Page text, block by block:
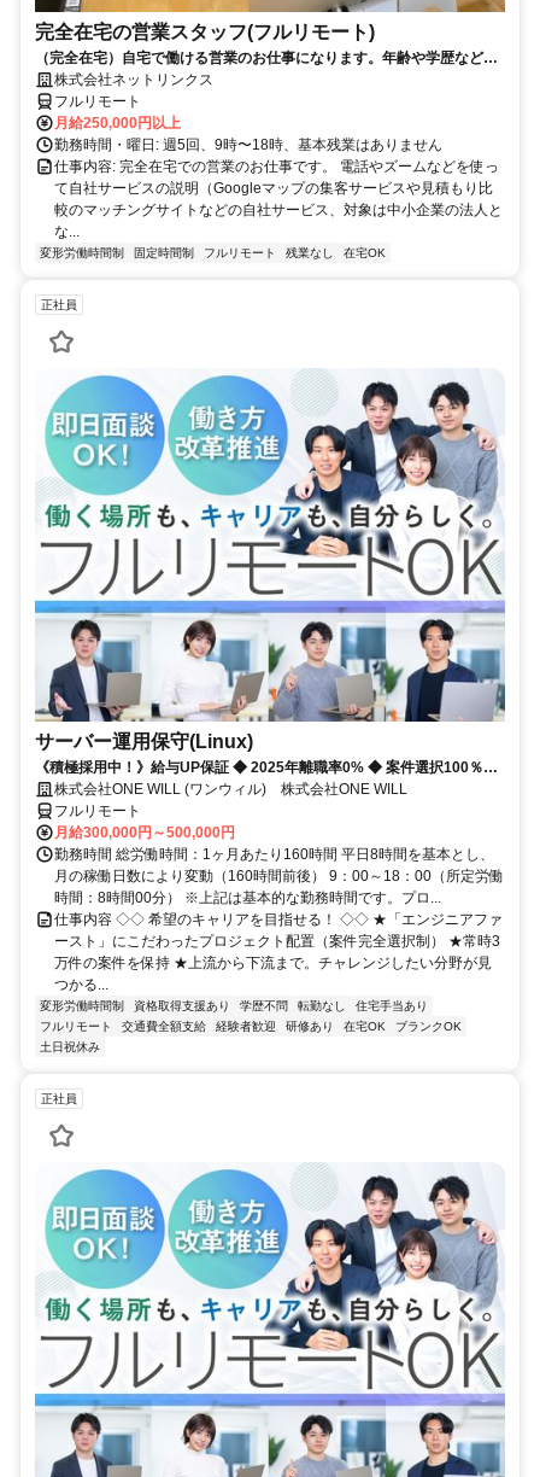
完全在宅の営業スタッフ(フルリモート)
（完全在宅）自宅で働ける営業のお仕事になります。年齢や学歴など問
いません。
株式会社ネットリンクス
フルリモート
月給250,000円以上
勤務時間・曜日: 週5回、9時〜18時、基本残業はありません
仕事内容: 完全在宅での営業のお仕事です。 電話やズームなどを使っ
て自社サービスの説明（Googleマップの集客サービスや見積もり比
較のマッチングサイトなどの自社サービス、対象は中小企業の法人と
な...
変形労働時間制 固定時間制 フルリモート 残業なし 在宅OK
正社員
サーバー運用保守(Linux)
《積極採用中！》給与UP保証 ◆ 2025年離職率0% ◆ 案件選択100％！
◆ 平均残業7時間！
株式会社ONE WILL (ワンウィル) 株式会社ONE WILL
フルリモート
月給300,000円～500,000円
勤務時間 総労働時間：1ヶ月あたり160時間 平日8時間を基本とし、
月の稼働日数により変動（160時間前後） 9：00～18：00（所定労働
時間：8時間00分） ※上記は基本的な勤務時間です。プロ...
仕事内容 ◇◇ 希望のキャリアを目指せる！ ◇◇ ★「エンジニアファ
ースト」にこだわったプロジェクト配置（案件完全選択制） ★常時3
万件の案件を保持 ★上流から下流まで。チャレンジしたい分野が見
つかる...
変形労働時間制 資格取得支援あり 学歴不問 転勤なし
住宅手当あり
フルリモート
交通費全額支給 経験者歓迎 研修あり 在宅OK
ブランクOK
土日祝休み
正社員